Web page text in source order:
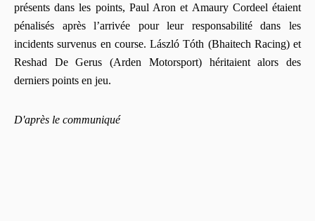
présents dans les points, Paul Aron et Amaury Cordeel étaient
pénalisés après l’arrivée pour leur responsabilité dans les
incidents survenus en course. László Tóth (Bhaitech Racing) et
Reshad De Gerus (Arden Motorsport) héritaient alors des
derniers points en jeu.
D'après le communiqué